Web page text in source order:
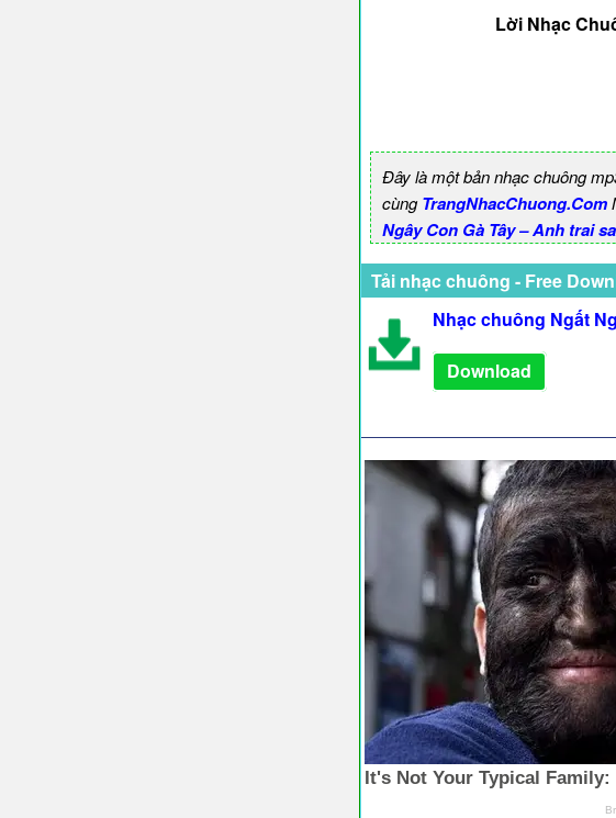
Lời Nhạc
Đây là một bản nhạc chuông
cùngTrangNhacChuong.Com
Ngây Con Gà Tây – Anh trai
Tải nhạc chuông - Free
Nhạc chuông Ngất
Download